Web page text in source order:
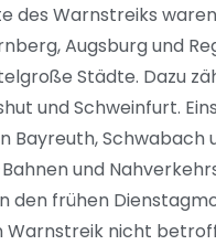
des Warnstreiks
Augsburg und
Städte. Dazu
und Schweinfurt.
Bayreuth, Schwabach
und
den frühen
Warnstreik nicht